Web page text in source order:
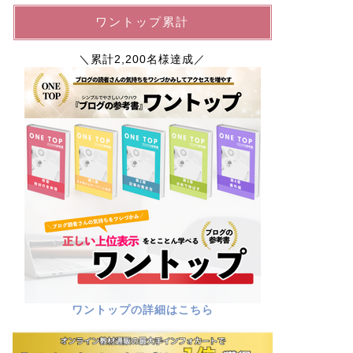
ワントップ累計
＼累計2,200名様達成／
ワントップの詳細はこちら